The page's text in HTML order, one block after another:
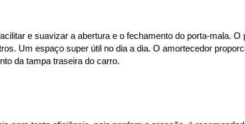
e suavizar a abertura e o fechamento do porta-mala. O
Um espaço super útil no dia a dia. O amortecedor
da tampa traseira do carro.